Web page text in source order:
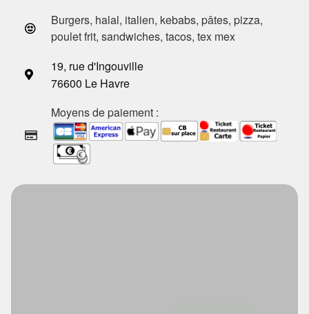
Burgers, halal, italien, kebabs, pâtes, pizza,
poulet frit, sandwiches, tacos, tex mex
19, rue d'Ingouville
76600 Le Havre
Moyens de paiement :